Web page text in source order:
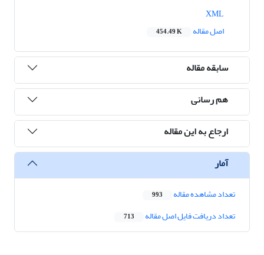
اصل مقاله
454.49 K
سابقه مقاله
هم رسانی
ارجاع به این مقاله
آمار
تعداد مشاهده مقاله 993
تعداد دریافت فایل اصل مقاله 713